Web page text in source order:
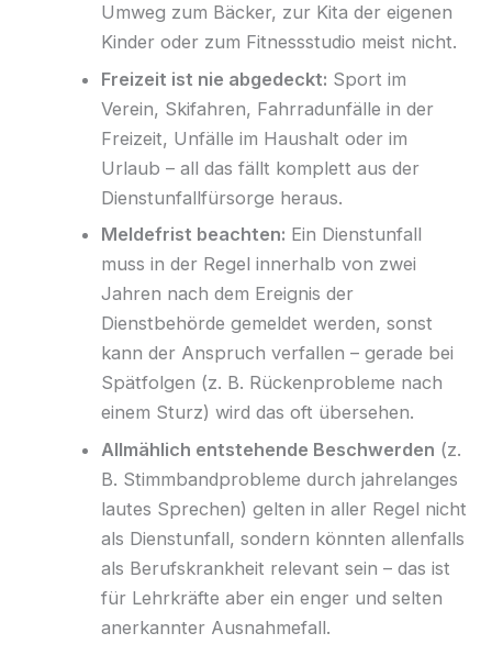
Umweg zum Bäcker, zur Kita der eigenen
Kinder oder zum Fitnessstudio meist nicht.
Freizeit ist nie abgedeckt: Sport im
Verein, Skifahren, Fahrradunfälle in der
Freizeit, Unfälle im Haushalt oder im
Urlaub – all das fällt komplett aus der
Dienstunfallfürsorge heraus.
Meldefrist beachten: Ein Dienstunfall
muss in der Regel innerhalb von zwei
Jahren nach dem Ereignis der
Dienstbehörde gemeldet werden, sonst
kann der Anspruch verfallen – gerade bei
Spätfolgen (z. B. Rückenprobleme nach
einem Sturz) wird das oft übersehen.
Allmählich entstehende Beschwerden (z.
B. Stimmbandprobleme durch jahrelanges
lautes Sprechen) gelten in aller Regel nicht
als Dienstunfall, sondern könnten allenfalls
als Berufskrankheit relevant sein – das ist
für Lehrkräfte aber ein enger und selten
anerkannter Ausnahmefall.